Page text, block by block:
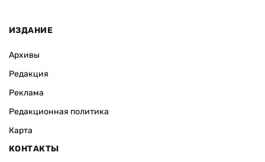
ИЗДАНИЕ
Архивы
Редакция
Реклама
Редакционная политика
Карта
КОНТАКТЫ